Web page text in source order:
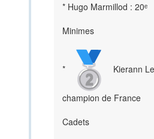
* Hugo Marmillod : 20ᵉ
Minimes
* Kierann
champion de France
Cadets